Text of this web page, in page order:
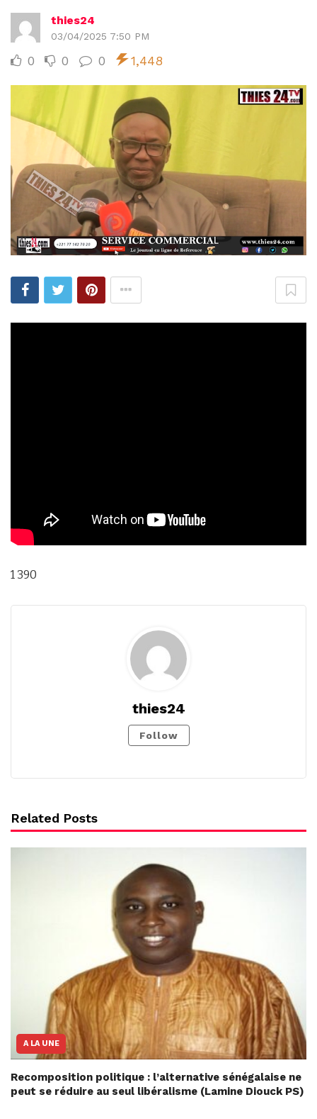
thies24
03/04/2025 7:50 PM
0 0 0 1,448
1 390
thies24
Follow
Related Posts
A LA UNE
Recomposition politique : l’alternative sénégalaise ne
peut se réduire au seul libéralisme (Lamine Diouck PS)